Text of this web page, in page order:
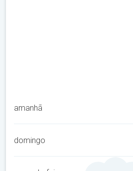
amanhã
domingo